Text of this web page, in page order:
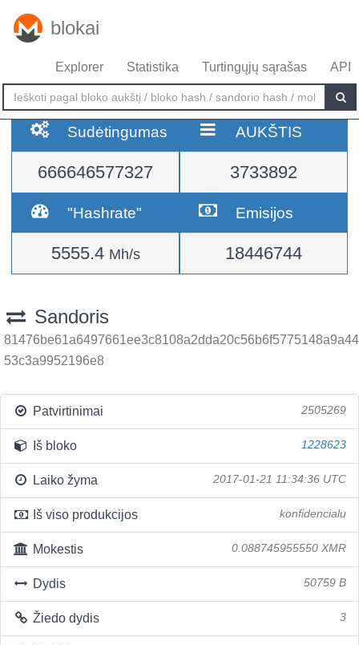
blokai
Explorer Statistika Turtingųjų sąrašas API
Sudėtingumas
666646577327
AUKŠTIS
3733892
"Hashrate"
5555.4 Mh/s
Emisijos
18446744
Sandoris
81476be61a6497661ee3c8108a2dda20c56b6f5775148a9a44
53c3a9952196e8
Patvirtinimai 2505269
Iš bloko 1228623
Laiko žyma 2017-01-21 11:34:36 UTC
Iš viso produkcijos konfidencialu
Mokestis 0.088745955550 XMR
Dydis 50759 B
Žiedo dydis 3